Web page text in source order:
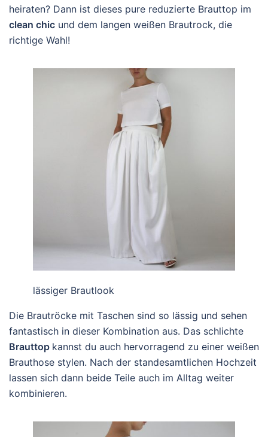
heiraten? Dann ist dieses pure reduzierte Brauttop im
clean chic und dem langen weißen Brautrock, die
richtige Wahl!
lässiger Brautlook
Die Brautröcke mit Taschen sind so lässig und sehen
fantastisch in dieser Kombination aus. Das schlichte
Brauttop kannst du auch hervorragend zu einer weißen
Brauthose stylen. Nach der standesamtlichen Hochzeit
lassen sich dann beide Teile auch im Alltag weiter
kombinieren.